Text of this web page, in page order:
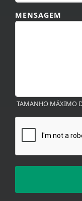
MENSAGEM
TAMANHO MÁXIMO